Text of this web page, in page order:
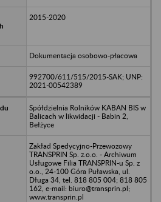
2015-2020
Dokumentacja osobowo-płacowa
992700/611/515/2015-SAK; UNP:
2021-00542389
Spółdzielnia Rolników KABAN BIS w
Balicach w likwidacji - Babin 2,
Bełżyce
Zakład Spedycyjno-Przewozowy
TRANSPRIN Sp. z.o.o. - Archiwum
Usługowe Filia TRANSPRIN-u Sp. z
o.o., 24-100 Góra Puławska, ul.
Długa 34, tel. 818 805 004; 818 805
162, e-mail: biuro@transprin.pl;
www.transprin.pl